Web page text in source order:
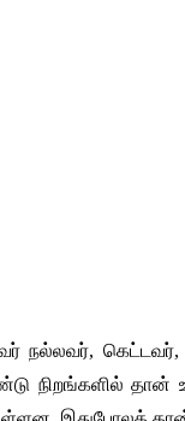
நல்லவர், கெட்டவர்
நிறங்களில் தான்